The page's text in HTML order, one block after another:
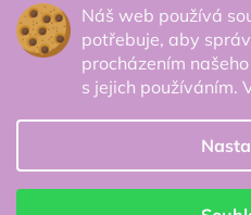
Náš web používá
potřebuje, aby
procházením
s jejich používáním.
Obchodní podmínky
Zpracování os. údajů
© 2026